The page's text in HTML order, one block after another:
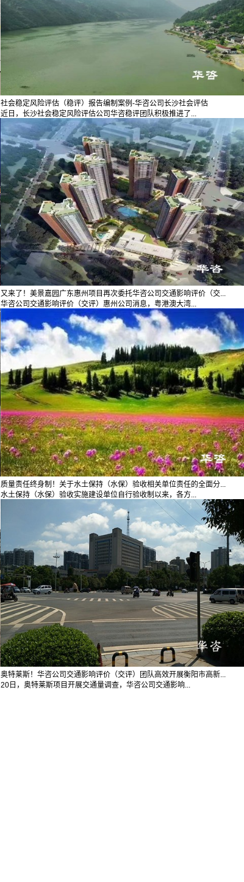
社会稳定风险评估（稳评）报告编制案例-华咨公司长沙社会评估
近日，长沙社会稳定风险评估公司华咨稳评团队积极推进了...
又来了！美景嘉园广东惠州项目再次委托华咨公司交通影响评价（交...
华咨公司交通影响评价（交评）惠州公司消息，粤港澳大湾...
质量责任终身制！关于水土保持（水保）验收相关单位责任的全面分...
水土保持（水保）验收实施建设单位自行验收制以来，各方...
奥特莱斯！华咨公司交通影响评价（交评）团队高效开展衡阳市高新...
20日，奥特莱斯项目开展交通量调查，华咨公司交通影响...